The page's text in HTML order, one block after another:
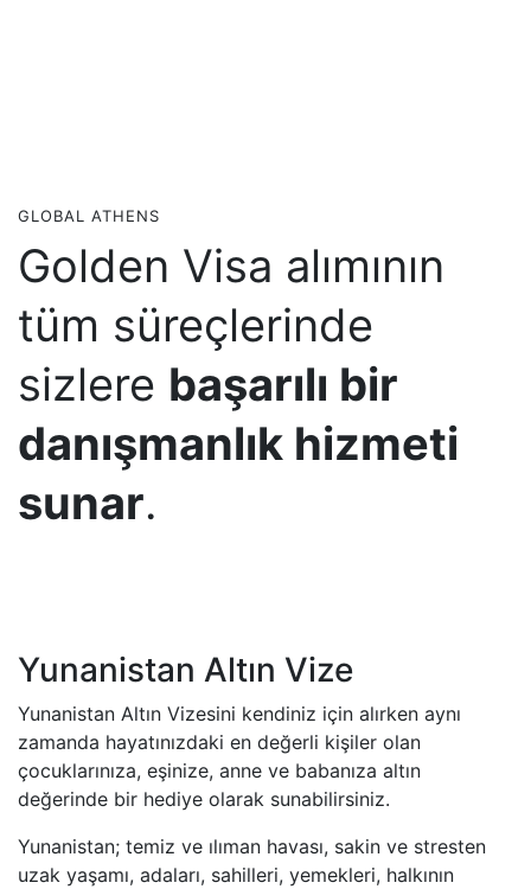
GLOBAL ATHENS
Golden Visa alımının
tüm süreçlerinde
sizlere başarılı bir
danışmanlık hizmeti
sunar.
Yunanistan Altın Vize
Yunanistan Altın Vizesini kendiniz için alırken aynı
zamanda hayatınızdaki en değerli kişiler olan
çocuklarınıza, eşinize, anne ve babanıza altın
değerinde bir hediye olarak sunabilirsiniz.
Yunanistan; temiz ve ılıman havası, sakin ve stresten
uzak yaşamı, adaları, sahilleri, yemekleri, halkının